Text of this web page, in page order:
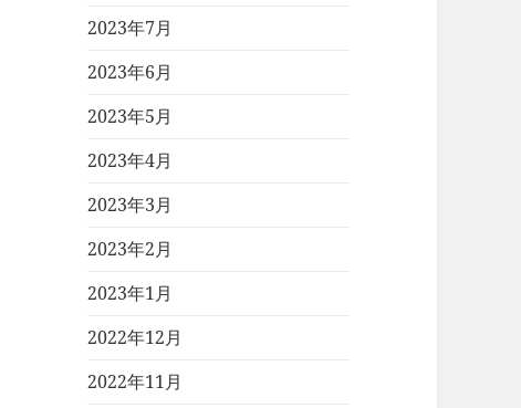
2023年7月
2023年6月
2023年5月
2023年4月
2023年3月
2023年2月
2023年1月
2022年12月
2022年11月